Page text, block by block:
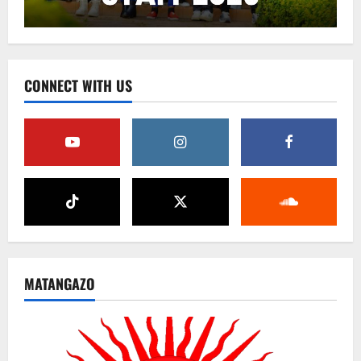
CONNECT WITH US
MATANGAZO